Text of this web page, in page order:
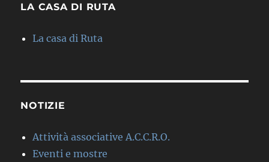
LA CASA DI RUTA
La casa di Ruta
NOTIZIE
Attività associative A.C.C.R.O.
Eventi e mostre